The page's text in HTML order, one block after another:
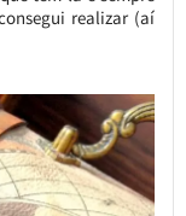
realizar (aí